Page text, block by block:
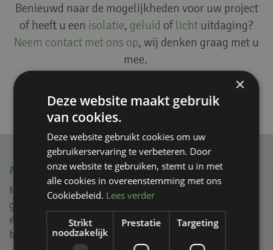
Benieuwd naar de mogelijkheden voor uw project
of heeft u een isolatie, geluid oflicht uitdaging?
Neem contact met ons op, wij denken graag met u
mee.
MVIEW+
Mview+ is gespecialiseerd in rank geprofileerde
glasoplossingen voor (na) isolatie, reductie van geluid
en creëren van ongeïsoleerde glazen puien voor zowel
binnen als buiten.
×
Deze website maakt gebruik
van cookies.
Deze website gebruikt cookies om uw
gebruikerservaring te verbeteren. Door
onze website te gebruiken, stemt u in met
alle cookies in overeenstemming met ons
Cookiebeleid. Lees verder
Strikt
noodzakelijk
Prestatie Targeting